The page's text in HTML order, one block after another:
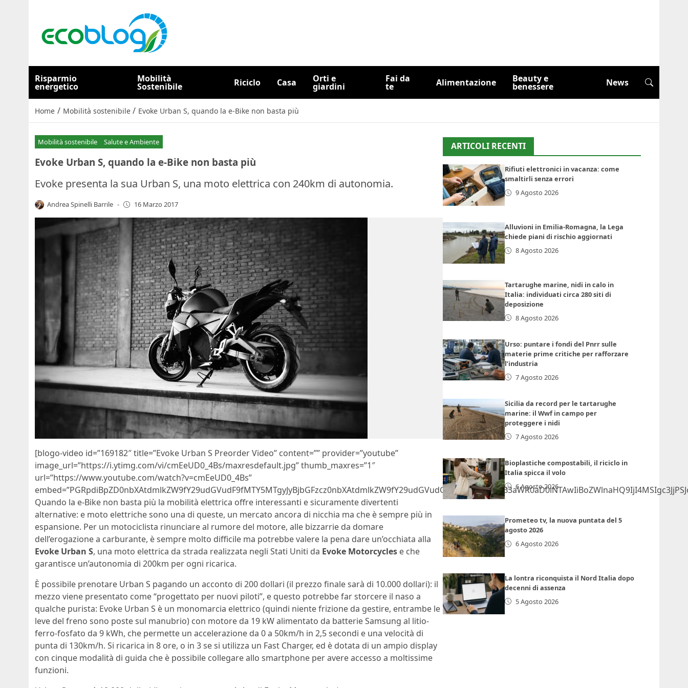
Risparmio
energetico
Mobilità
Sostenibile Riciclo Casa Orti e
giardini
Fai da
te Alimentazione Beauty e
benessere News
Home / Mobilità sostenibile / Evoke Urban S, quando la e-Bike non basta più
Mobilità sostenibile Salute e Ambiente
Evoke Urban S, quando la e-Bike non basta più
Evoke presenta la sua Urban S, una moto elettrica con 240km di autonomia.
Andrea Spinelli Barrile - 16 Marzo 2017
[blogo-video id=”169182″ title=”Evoke Urban S Preorder Video” content=”” provider=”youtube”
image_url=”https://i.ytimg.com/vi/cmEeUD0_4Bs/maxresdefault.jpg” thumb_maxres=”1″
url=”https://www.youtube.com/watch?v=cmEeUD0_4Bs”
Quando la e-Bike non basta più la mobilità elettrica offre interessanti e sicuramente divertenti
alternative: e moto elettriche sono una di queste, un mercato ancora di nicchia ma che è sempre più in
espansione. Per un motociclista rinunciare al rumore del motore, alle bizzarrie da domare
dell’erogazione a carburante, è sempre molto difficile ma potrebbe valere la pena dare un’occhiata alla
Evoke Urban S, una moto elettrica da strada realizzata negli Stati Uniti da Evoke Motorcycles e che
garantisce un’autonomia di 200km per ogni ricarica.
È possibile prenotare Urban S pagando un acconto di 200 dollari (il prezzo finale sarà di 10.000 dollari): il
mezzo viene presentato come “progettato per nuovi piloti”, e questo potrebbe far storcere il naso a
qualche purista: Evoke Urban S è un monomarcia elettrico (quindi niente frizione da gestire, entrambe le
leve del freno sono poste sul manubrio) con motore da 19 kW alimentato da batterie Samsung al litio-
ferro-fosfato da 9 kWh, che permette un accelerazione da 0 a 50km/h in 2,5 secondi e una velocità di
punta di 130km/h. Si ricarica in 8 ore, o in 3 se si utilizza un Fast Charger, ed è dotata di un ampio display
con cinque modalità di guida che è possibile collegare allo smartphone per avere accesso a moltissime
funzioni.
ARTICOLI RECENTI
Rifiuti elettronici in vacanza: come
smaltirli senza errori
9 Agosto 2026
Alluvioni in Emilia-Romagna, la Lega
chiede piani di rischio aggiornati
8 Agosto 2026
Tartarughe marine, nidi in calo in
Italia: individuati circa 280 siti di
deposizione
8 Agosto 2026
Urso: puntare i fondi del Pnrr sulle
materie prime critiche per rafforzare
l’industria
7 Agosto 2026
Sicilia da record per le tartarughe
marine: il Wwf in campo per
proteggere i nidi
7 Agosto 2026
Bioplastiche compostabili, il riciclo in
Italia spicca il volo
6 Agosto 2026
Prometeo tv, la nuova puntata del 5
agosto 2026
6 Agosto 2026
La lontra riconquista il Nord Italia dopo
decenni di assenza
5 Agosto 2026